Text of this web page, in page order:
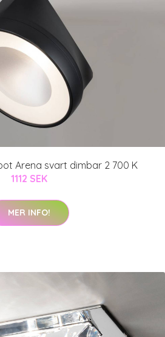
Arena svart dimbar 2 700 K
1112 SEK
MER INFO!